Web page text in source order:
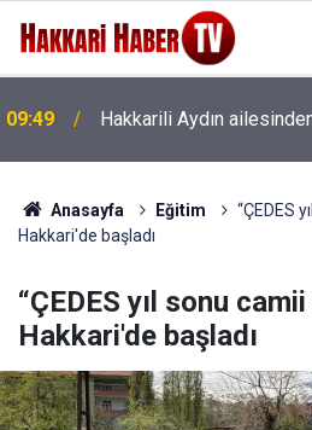
09:49 Hakkarili Aydın
Anasayfa Eğitim
“ÇEDES
Hakkari'de başladı
“ÇEDES yıl sonu
Hakkari'de başladı